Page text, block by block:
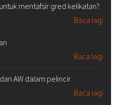
mentafsir gred kelikatan?
Baca lagi
Baca lagi
AW dalam pelincir
Baca lagi